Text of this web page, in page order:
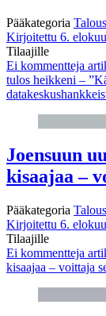
Pääkategoria Talous
Kirjoitettu 6.
Tilaajille
Ei kommentteja
tulos heikkeni –
Joensuun
kisaajaa –
Pääkategoria Talous
Kirjoitettu 6.
Tilaajille
Ei kommentteja
kisaajaa – voittaja